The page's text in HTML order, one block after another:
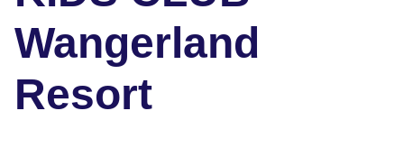
Wangerland
Resort